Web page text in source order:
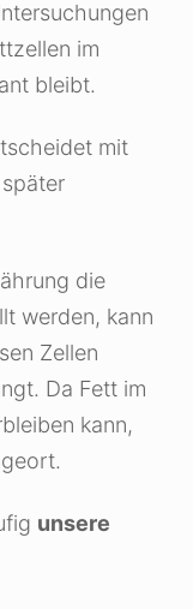
im
bleibt.
mit
die
werden, kann
Zellen
Da Fett im
kann,
unsere